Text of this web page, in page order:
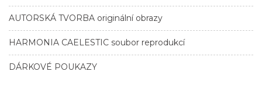
AUTORSKÁ TVORBA originální obrazy
HARMONIA CAELESTIC soubor reprodukcí
DÁRKOVÉ POUKAZY